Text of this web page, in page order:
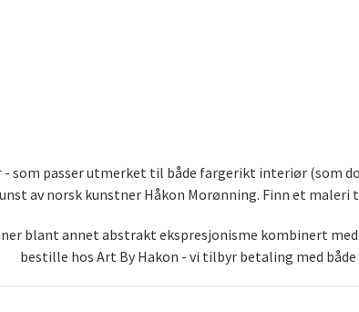
som passer utmerket til både fargerikt interiør (som
av norsk kunstner Håkon Morønning. Finn et
blant annet abstrakt ekspresjonisme kombinert
bestille hos Art By Hakon - vi tilbyr betaling med både